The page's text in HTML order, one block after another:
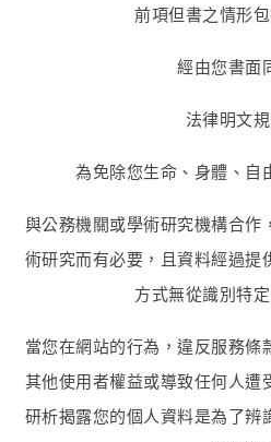
前項但書之情形包
經由您書面
法律明文規
為免除您生命、身體、自
與公務機關或學術研究機構合作
術研究而有必要，且資料經過提
方式無從識別特
當您在網站的行為，違反服務條
其他使用者權益或導致任何人遭
研析揭露您的個人資料是為了辨